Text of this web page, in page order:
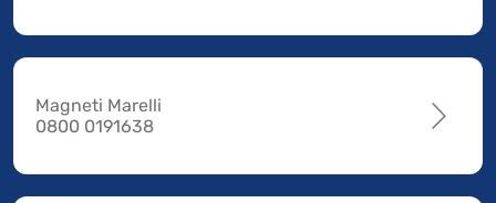
Magneti Marelli
0800 0191638